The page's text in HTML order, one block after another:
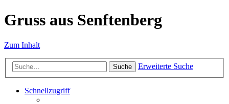
Gruss aus Senftenberg
Zum Inhalt
Suche Erweiterte Suche
Schnellzugriff